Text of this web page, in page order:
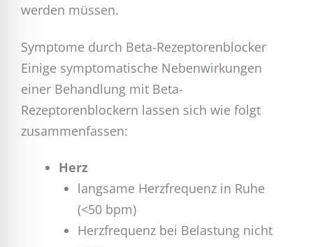
werden müssen.
Symptome durch Beta-Rezeptorenblocker
Einige symptomatische Nebenwirkungen
einer Behandlung mit Beta-
Rezeptorenblockern lassen sich wie folgt
zusammenfassen:
Herz
langsame Herzfrequenz in Ruhe
(<50 bpm)
Herzfrequenz bei Belastung nicht